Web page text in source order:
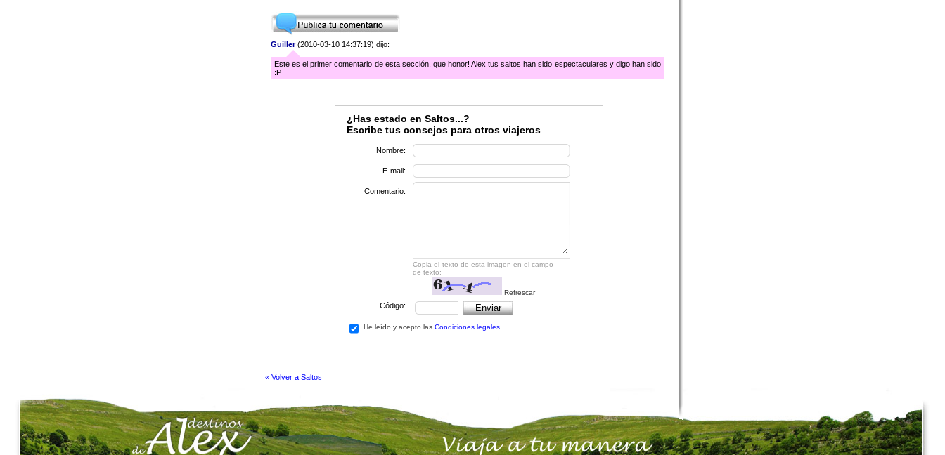
Guiller(2010-03-10 14:37:19) dijo:
Este es el primer comentario de esta sección, que honor! Alex tus saltos han sido espectaculares y digo han sido
:P
¿Has estado en Saltos...?
Escribe tus consejos para otros viajeros
Nombre:
E-mail:
Comentario:
Copia el texto de esta imagen en el campo
de texto:
Refrescar
Código:
He leído y acepto lasCondiciones legales
« Volver a Saltos